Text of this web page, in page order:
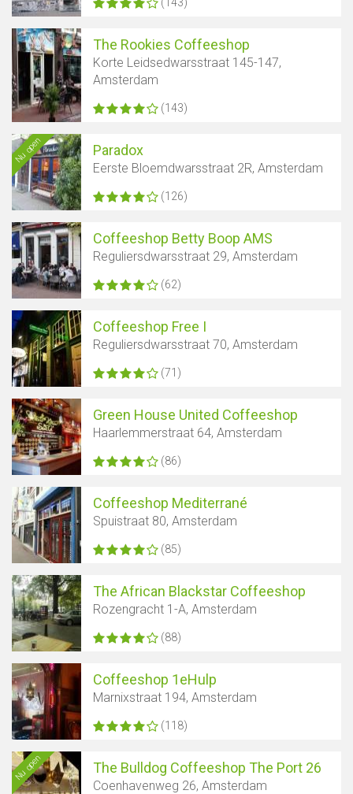
The Rookies Coffeeshop
Korte Leidsedwarsstraat 145-147,
Amsterdam
(143)
Nu open Paradox
Eerste Bloemdwarsstraat 2R, Amsterdam
(126)
Coffeeshop Betty Boop AMS
Reguliersdwarsstraat 29, Amsterdam
(62)
Coffeeshop Free I
Reguliersdwarsstraat 70, Amsterdam
(71)
Green House United Coffeeshop
Haarlemmerstraat 64, Amsterdam
(86)
Coffeeshop Mediterrané
Spuistraat 80, Amsterdam
(85)
The African Blackstar Coffeeshop
Rozengracht 1-A, Amsterdam
(88)
Coffeeshop 1eHulp
Marnixstraat 194, Amsterdam
(118)
Nu open The Bulldog Coffeeshop The Port 26
Coenhavenweg 26, Amsterdam